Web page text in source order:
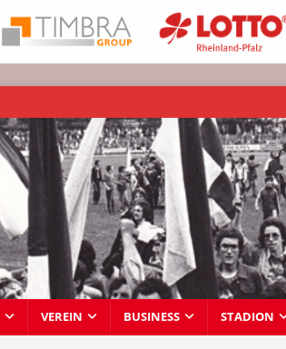
VEREIN BUSINESS STADION